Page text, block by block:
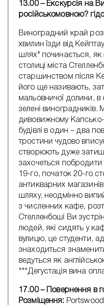
13.00 – Екскурсія на
російськомовною?
Виноградний край
хвилин їзди від
шлях" починається,
столиці міста
старшинством після
його ще називають,
мальовничої долини, в
зелені виноградників.
дивовижному Капсько-
будівлі в один – два
тростини чудово
створюють дуже
захочеться побродити
19-го, початок 20-го
антикварних
шляху, неодмінно
з численних кафе,
Стелленбоші Ви
людей, які сидять у
вулицю, це студенти,
знаходиться
ведуться як
***Дегустація вина
17.00 – Повернення в
Розміщення: